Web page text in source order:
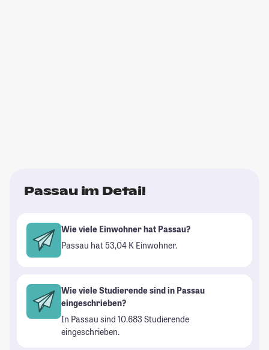
Passau im Detail
Wie viele Einwohner hat Passau?
Passau hat 53,04 K Einwohner.
Wie viele Studierende sind in Passau
eingeschrieben?
In Passau sind 10.683 Studierende
eingeschrieben.